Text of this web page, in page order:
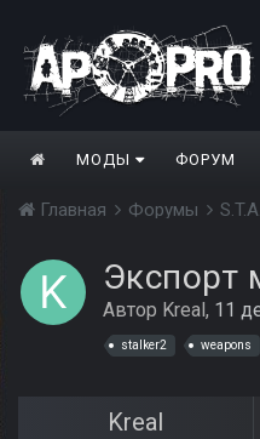
МОДЫ ФОРУМ
Главная Форумы
Экспорт
Автор Kreal, 11
stalker2 weapons
Kreal